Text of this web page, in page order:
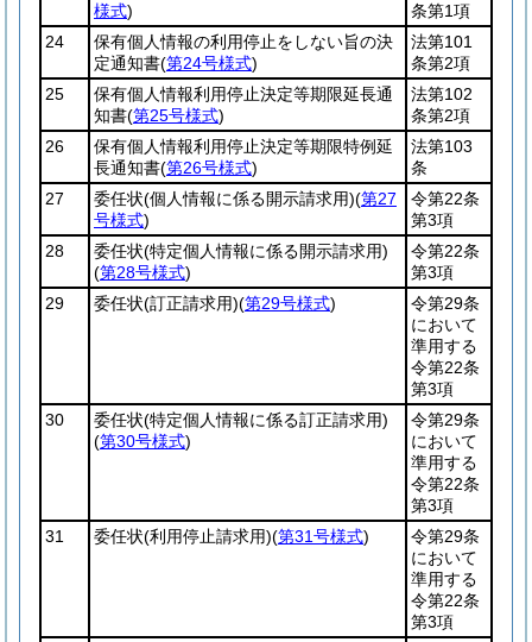
様式)
条第1項
24
保有個人情報の利用停止をしない旨の決
定通知書(第24号様式)
法第101
条第2項
25
保有個人情報利用停止決定等期限延長通
知書(第25号様式)
法第102
条第2項
26
保有個人情報利用停止決定等期限特例延
長通知書(第26号様式)
法第103
条
27
委任状(個人情報に係る開示請求用)(第27
号様式)
令第22条
第3項
28
委任状(特定個人情報に係る開示請求用)
(第28号様式)
令第22条
第3項
29
委任状(訂正請求用)(第29号様式)
令第29条
において
準用する
令第22条
第3項
30
委任状(特定個人情報に係る訂正請求用)
(第30号様式)
令第29条
において
準用する
令第22条
第3項
31
委任状(利用停止請求用)(第31号様式)
令第29条
において
準用する
令第22条
第3項